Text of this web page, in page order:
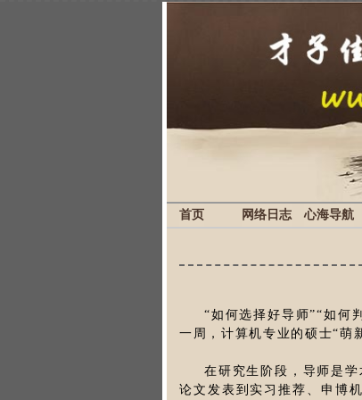
首页 网络日志 心海导航
“如何选择好导师”“如何
一周，计算机专业的硕士“萌
在研究生阶段，导师是
论文发表到实习推荐、申博